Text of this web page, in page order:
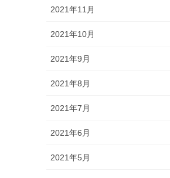
2021年11月
2021年10月
2021年9月
2021年8月
2021年7月
2021年6月
2021年5月